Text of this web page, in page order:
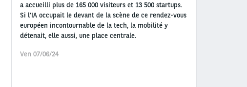
a accueilli plus de 165 000 visiteurs et 13 500 startups.
Si l’IA occupait le devant de la scène de ce rendez-vous
européen incontournable de la tech, la mobilité y
détenait, elle aussi, une place centrale.
Ven 07/06/24